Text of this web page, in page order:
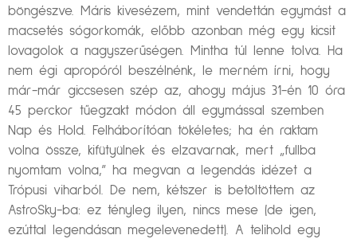
böngészve. Máris kivesézem, mint vendettán egymást a
macsetés sógorkomák, előbb azonban még egy kicsit
lovagolok a nagyszerűségen. Mintha túl lenne tolva. Ha
nem égi apropóról beszélnénk, le merném írni, hogy
már-már giccsesen szép az, ahogy május 31-én 10 óra
45 perckor tűegzakt módon áll egymással szemben
Nap és Hold. Felháborítóan tökéletes; ha én raktam
volna össze, kifütyülnek és elzavarnak, mert „fullba
nyomtam volna,” ha megvan a legendás idézet a
Trópusi viharból. De nem, kétszer is betöltöttem az
AstroSky-ba: ez tényleg ilyen, nincs mese (de igen,
ezúttal legendásan megelevenedett). A telihold egy